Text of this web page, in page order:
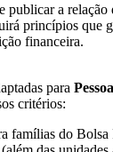
publicar a
princípios que
financeira.
para
critérios:
famílias do